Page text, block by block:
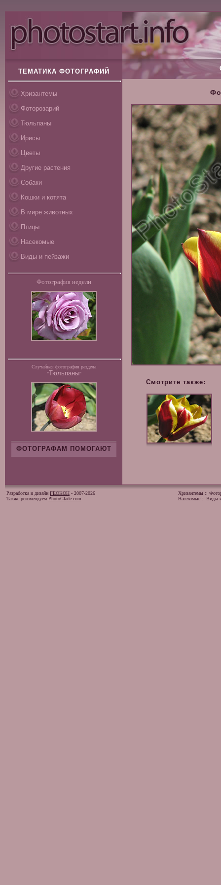
ТЕМАТИКА ФОТОГРАФИЙ
Хризантемы
Фоторозарий
Тюльпаны
Ирисы
Цветы
Другие растения
Собаки
Кошки и котята
В мире животных
Птицы
Насекомые
Виды и пейзажи
Фотография недели
Случайная фотография раздела
"Тюльпаны"
ФОТОГРАФАМ ПОМОГАЮТ
Смотрите также:
Разработка и дизайн ГЕОКОН - 2007-2026
Также рекомендуем PhotoGlade.com
Хризантемы ::
Насекомые :: Виды